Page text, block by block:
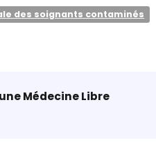
des soignants contaminés
Médecine Libre